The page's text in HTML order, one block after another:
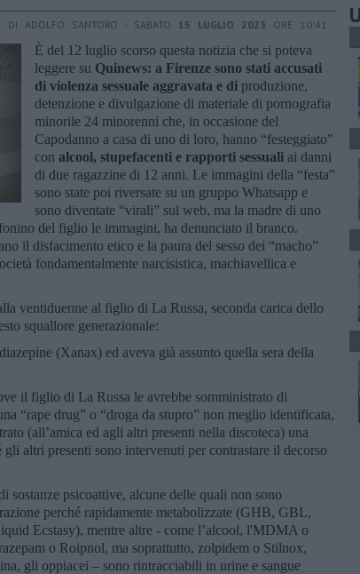
DI ADOLFO SANTORO - SABATO 15 LUGLIO 2023 ORE 10:41
È del 12 luglio scorso questa notizia che si poteva
leggere su Quinews: a Firenze sono stati accusati
di violenza sessuale aggravata e di produzione,
detenzione e divulgazione di materiale di pornografia
minorile 24 minorenni che, in occasione del
Capodanno a casa di uno di loro, hanno “festeggiato”
con alcool, stupefacenti e rapporti sessuali ai danni
di due ragazzine di 12 anni. Le immagini della “festa”
sono state poi riversate su un gruppo Whatsapp e
sono diventate “virali” sul web, ma la madre di uno
del figlio le immagini, ha denunciato il branco.
il disfacimento etico e la paura del sesso dei “macho”
fondamentalmente narcisistica, machiavellica e
ventiduenne al figlio di La Russa, seconda carica dello
squallore generazionale:
(Xanax) ed aveva già assunto quella sera della
il figlio di La Russa le avrebbe somministrato di
“rape drug” o “droga da stupro” non meglio identificata,
(all’amica ed agli altri presenti nella discoteca) una
gli altri presenti sono intervenuti per contrastare il decorso
sostanze psicoattive, alcune delle quali non sono
perché rapidamente metabolizzate (GHB, GBL,
Ecstasy), mentre altre - come l’alcool, l'MDMA o
o Roipnol, ma soprattutto, zolpidem o Stilnox,
gli oppiacei – sono rintracciabili in urine e sangue